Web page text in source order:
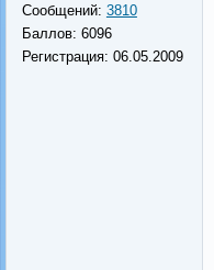
Сообщений: 3810
Баллов: 6096
Регистрация: 06.05.2009